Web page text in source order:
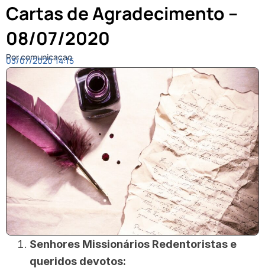
Cartas de Agradecimento –
08/07/2020
Por comunicacao
03/07/2020 14:15
Senhores Missionários Redentoristas e
queridos devotos: